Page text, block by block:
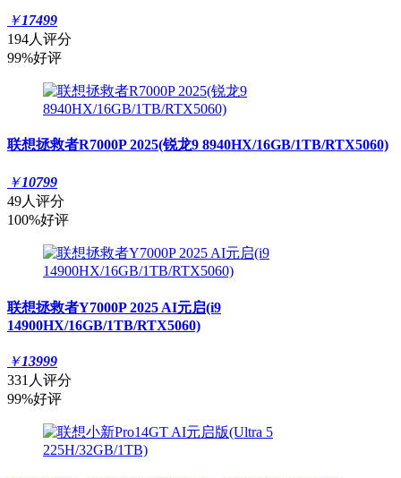
￥17499
194人评分
99%好评
联想拯救者R7000P 2025(锐龙9 8940HX/16GB/1TB/RTX5060)
￥10799
49人评分
100%好评
联想拯救者Y7000P 2025 AI元启(i9
14900HX/16GB/1TB/RTX5060)
￥13999
331人评分
99%好评